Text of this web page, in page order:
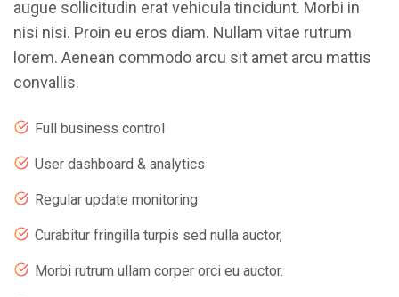
augue sollicitudin erat vehicula tincidunt. Morbi in
nisi nisi. Proin eu eros diam. Nullam vitae rutrum
lorem. Aenean commodo arcu sit amet arcu mattis
convallis.
Full business control
User dashboard & analytics
Regular update monitoring
Curabitur fringilla turpis sed nulla auctor,
Morbi rutrum ullam corper orci eu auctor.